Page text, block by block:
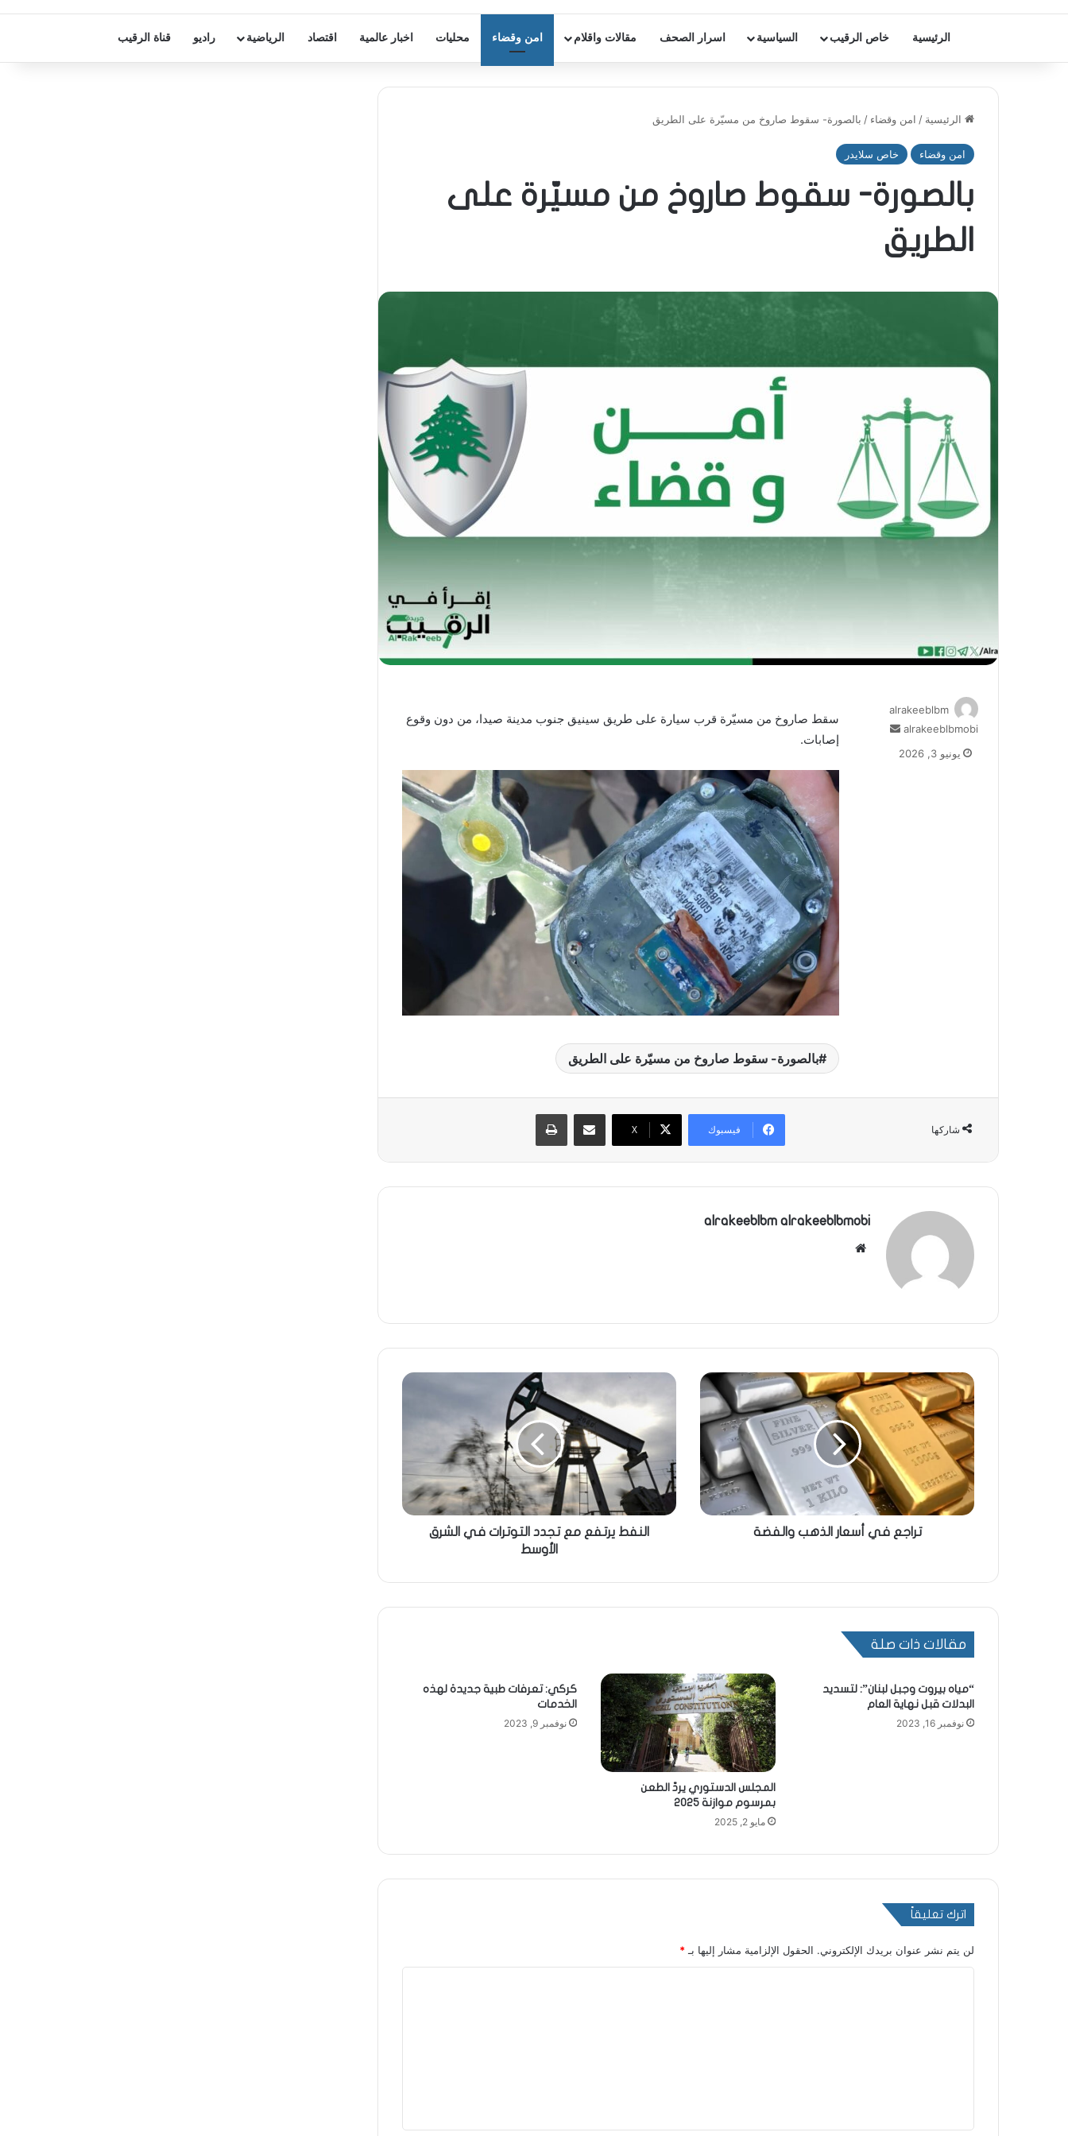
الرئيسية خاص الرقيب السياسية اسرار الصحف مقالات واقلام امن وقضاء محليات اخبار عالمية اقتصاد الرياضية راديو قناة الرقيب
الرئيسية / امن وقضاء / بالصورة- سقوط صاروخ من مسيّرة على الطريق
امن وقضاء خاص سلايدر
بالصورة- سقوط صاروخ من مسيّرة على
الطريق
سقط صاروخ من مسيّرة قرب سيارة على طريق سينيق جنوب مدينة صيدا، من دون وقوع
إصابات.
بالصورة- سقوط صاروخ من مسيّرة على الطريق
alrakeeblbm
alrakeeblbmobi
أرسل
يونيو 3, 2026
شاركها فيسبوك X
مشاركة عبر البريد طباعة
alrakeeblbm alrakeeblbmobi
تراجع في أسعار الذهب والفضة
النفط يرتفع مع تجدد التوترات في الشرق
الأوسط
مقالات ذات صلة
“مياه بيروت وجبل لبنان”: لتسديد
البدلات قبل نهاية العام
نوفمبر 16, 2023
المجلس الدستوري يردّ الطعن
بمرسوم موازنة 2025
مايو 2, 2025
كركي: تعرفات طبية جديدة لهذه
الخدمات
نوفمبر 9, 2023
اترك تعليقاً
لن يتم نشر عنوان بريدك الإلكتروني. الحقول الإلزامية مشار إليها بـ*